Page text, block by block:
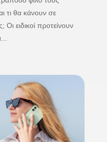
τι θα κάνουν σε
ειδικοί προτείνουν